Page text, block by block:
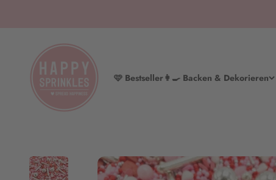
🩷 Bestseller👩‍🍳 Backen & Dekorieren
HAPPY SPRINKLES | D2C